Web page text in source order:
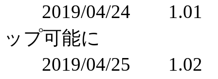
2019/04/24 1.01
ップ可能に
2019/04/25 1.02 1